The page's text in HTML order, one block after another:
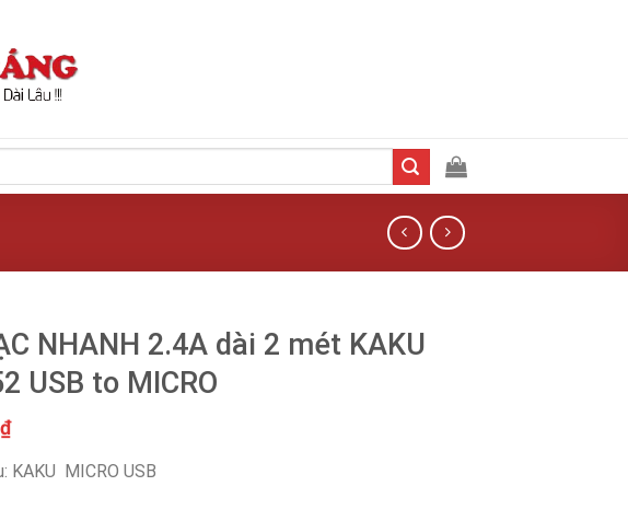
NHANH 2.4A dài 2 mét KAKU
USB to MICRO
₫
KAKU MICRO USB